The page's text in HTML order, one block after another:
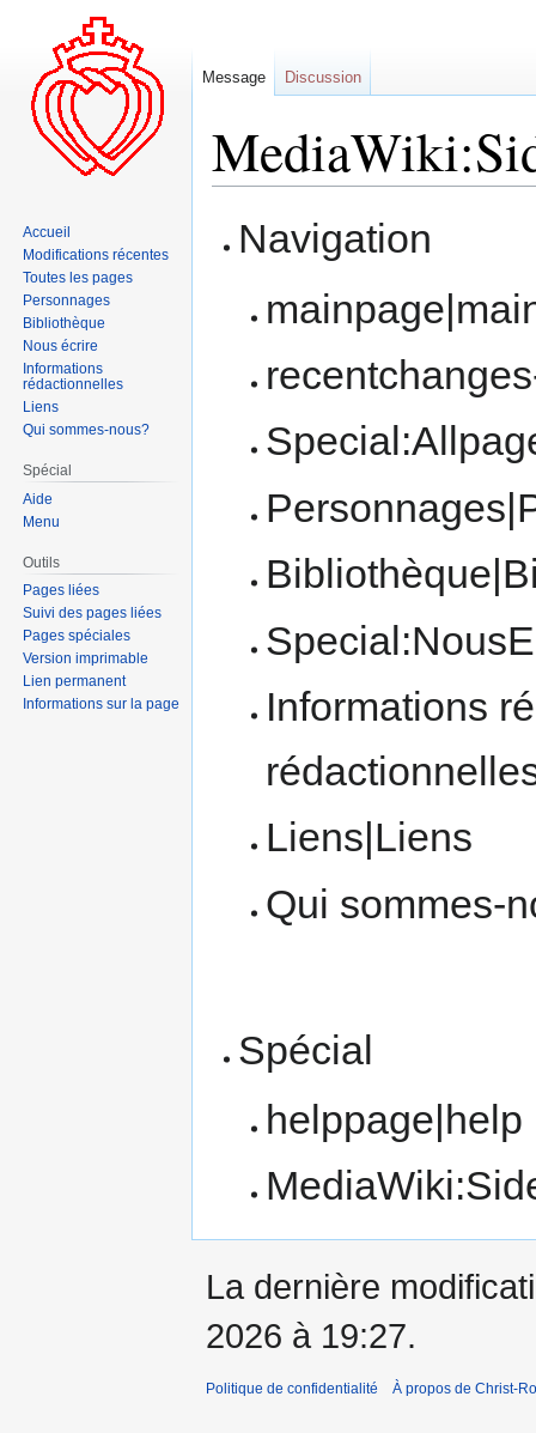
navigation
recherche
Navigation
Informations
Liens|Liens
Qui sommes-
Spécial
helppage|help
Message Discussion
Accueil
Modifications récentes
Toutes les pages
Personnages
Bibliothèque
Nous écrire
Informations
rédactionnelles
Liens
Qui sommes-nous?
Spécial
Aide
Menu
Outils
Pages liées
Suivi des pages liées
Pages spéciales
Version imprimable
Lien permanent
Informations sur la page
La dernière
2026 à 19:27.
Politique de confidentialité À propos de Christ-